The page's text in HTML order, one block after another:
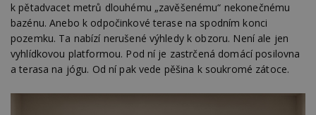
k pětadvacet metrů dlouhému „zavěšenému“ nekonečnému
bazénu. Anebo k odpočinkové terase na spodním konci
pozemku. Ta nabízí nerušené výhledy k obzoru. Není ale jen
vyhlídkovou platformou. Pod ní je zastrčená domácí posilovna
a terasa na jógu. Od ní pak vede pěšina k soukromé zátoce.